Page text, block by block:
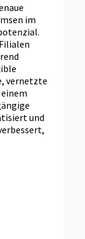
im
vernetzte
und